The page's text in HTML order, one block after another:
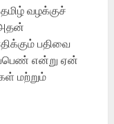
வழக்குச்
பதிவை
என்று ஏன்
மற்றும்